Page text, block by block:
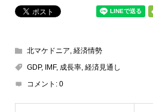
北マケドニア, 経済情勢
GDP, IMF, 成長率, 経済見通し
コメント: 0